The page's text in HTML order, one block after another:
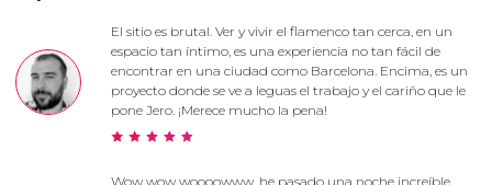
El sitio es brutal. Ver y vivir el flamenco tan cerca, en un
espacio tan íntimo, es una experiencia no tan fácil de
encontrar en una ciudad como Barcelona. Encima, es un
proyecto donde se ve a leguas el trabajo y el cariño que le
pone Jero. ¡Merece mucho la pena!
Wow wow woooowww, he pasado una noche increíble,